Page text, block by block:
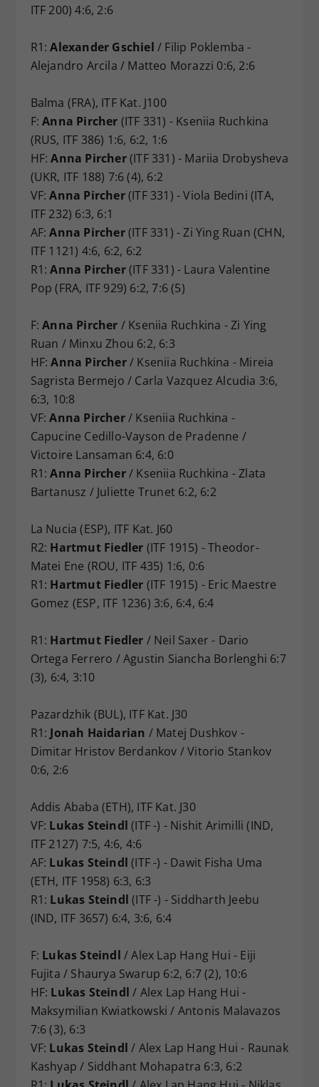
ITF 200) 4:6, 2:6
R1:Alexander Gschiel / Filip Poklemba -
Alejandro Arcila / Matteo Morazzi 0:6, 2:6
Balma (FRA), ITF Kat. J100
F:Anna Pircher (ITF 331) - Kseniia Ruchkina
(RUS, ITF 386) 1:6, 6:2, 1:6
HF:Anna Pircher(ITF 331) - Mariia Drobysheva
(UKR, ITF 188) 7:6 (4), 6:2
VF:Anna Pircher(ITF 331) - Viola Bedini (ITA,
ITF 232) 6:3, 6:1
AF:Anna Pircher(ITF 331) - Zi Ying Ruan (CHN,
ITF 1121) 4:6, 6:2, 6:2
R1:Anna Pircher(ITF 331) - Laura Valentine
Pop (FRA, ITF 929) 6:2, 7:6 (5)
F:Anna Pircher / Kseniia Ruchkina - Zi Ying
Ruan / Minxu Zhou 6:2, 6:3
HF:Anna Pircher/ Kseniia Ruchkina - Mireia
Sagrista Bermejo / Carla Vazquez Alcudia 3:6,
6:3, 10:8
VF:Anna Pircher/ Kseniia Ruchkina -
Capucine Cedillo-Vayson de Pradenne /
Victoire Lansaman 6:4, 6:0
R1:Anna Pircher/ Kseniia Ruchkina - Zlata
Bartanusz / Juliette Trunet 6:2, 6:2
La Nucia (ESP), ITF Kat. J60
R2: Hartmut Fiedler (ITF 1915) - Theodor-
Matei Ene (ROU, ITF 435) 1:6, 0:6
R1: Hartmut Fiedler (ITF 1915) - Eric Maestre
Gomez (ESP, ITF 1236) 3:6, 6:4, 6:4
R1: Hartmut Fiedler / Neil Saxer - Dario
Ortega Ferrero / Agustin Siancha Borlenghi 6:7
(3), 6:4, 3:10
Pazardzhik (BUL), ITF Kat. J30
R1: Jonah Haidarian / Matej Dushkov -
Dimitar Hristov Berdankov / Vitorio Stankov
0:6, 2:6
Addis Ababa (ETH), ITF Kat. J30
VF: Lukas Steindl (ITF -) - Nishit Arimilli (IND,
ITF 2127) 7:5, 4:6, 4:6
AF: Lukas Steindl (ITF -) - Dawit Fisha Uma
(ETH, ITF 1958) 6:3, 6:3
R1: Lukas Steindl (ITF -) - Siddharth Jeebu
(IND, ITF 3657) 6:4, 3:6, 6:4
F: Lukas Steindl / Alex Lap Hang Hui - Eiji
Fujita / Shaurya Swarup 6:2, 6:7 (2), 10:6
HF: Lukas Steindl / Alex Lap Hang Hui -
Maksymilian Kwiatkowski / Antonis Malavazos
7:6 (3), 6:3
VF: Lukas Steindl / Alex Lap Hang Hui - Raunak
Kashyap / Siddhant Mohapatra 6:3, 6:2